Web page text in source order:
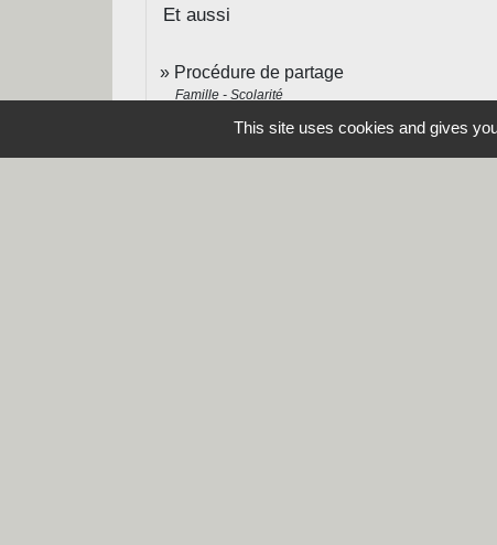
Et aussi
Procédure de partage
Famille - Scolarité
This site uses cookies and gives